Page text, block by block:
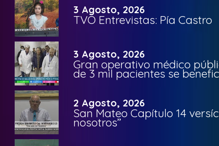
3 Agosto, 2026
TVO Entrevistas: Pía Castro
3 Agosto, 2026
Gran operativo médico
de 3 mil pacientes se
2 Agosto, 2026
San Mateo Capítulo 14
nosotros”